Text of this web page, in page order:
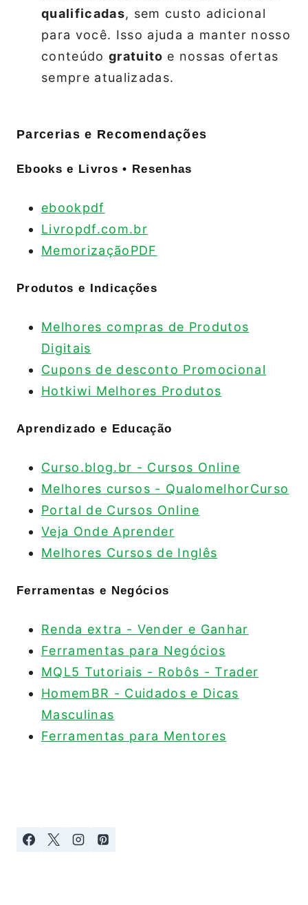
qualificadas, sem custo adicional
para você. Isso ajuda a manter nosso
conteúdo gratuito e nossas ofertas
sempre atualizadas.
Parcerias e Recomendações
Ebooks e Livros • Resenhas
ebookpdf
Livropdf.com.br
MemorizaçãoPDF
Produtos e Indicações
Melhores compras de Produtos
Digitais
Cupons de desconto Promocional
Hotkiwi Melhores Produtos
Aprendizado e Educação
Curso.blog.br - Cursos Online
Melhores cursos - QualomelhorCurso
Portal de Cursos Online
Veja Onde Aprender
Melhores Cursos de Inglês
Ferramentas e Negócios
Renda extra - Vender e Ganhar
Ferramentas para Negócios
MQL5 Tutoriais - Robôs - Trader
HomemBR - Cuidados e Dicas
Masculinas
Ferramentas para Mentores